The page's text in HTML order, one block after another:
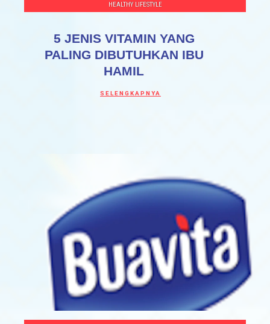
HEALTHY LIFESTYLE
5 JENIS VITAMIN YANG
PALING DIBUTUHKAN IBU
HAMIL
SELENGKAPNYA